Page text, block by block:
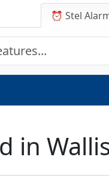
⏰ Stel
in